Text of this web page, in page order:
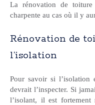
La rénovation de
charpente au cas où il y
Rénovation de
l’isolation
Pour savoir si l’isolation
devrait l’inspecter. Si
l’isolant, il est fortement